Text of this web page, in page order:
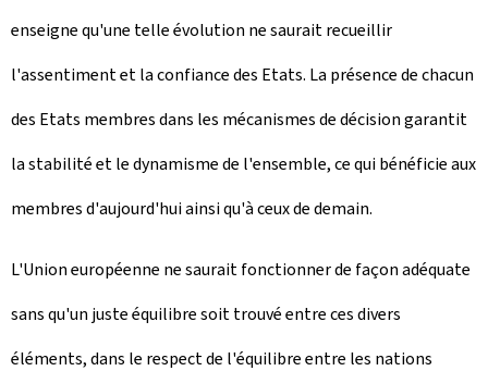
enseigne qu'une telle évolution ne saurait recueillir
l'assentiment et la confiance des Etats. La présence de chacun
des Etats membres dans les mécanismes de décision garantit
la stabilité et le dynamisme de l'ensemble, ce qui bénéficie aux
membres d'aujourd'hui ainsi qu'à ceux de demain.
L'Union européenne ne saurait fonctionner de façon adéquate
sans qu'un juste équilibre soit trouvé entre ces divers
éléments, dans le respect de l'équilibre entre les nations